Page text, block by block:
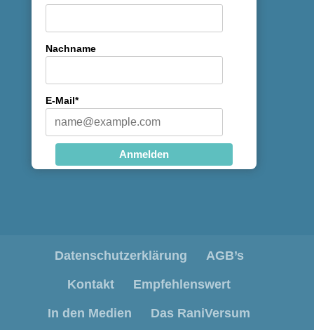
Nachname
E-Mail*
Anmelden
Datenschutzerklärung AGB’s
Kontakt Empfehlenswert
In den Medien Das RaniVersum